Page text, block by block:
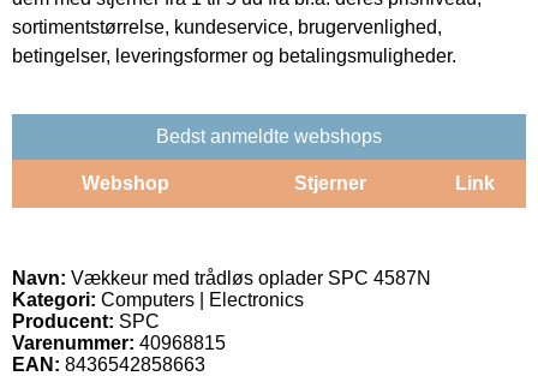
sortimentstørrelse, kundeservice, brugervenlighed,
betingelser, leveringsformer og betalingsmuligheder.
Bedst anmeldte webshops
Webshop Stjerner Link
Navn: Vækkeur med trådløs oplader SPC 4587N
Kategori: Computers | Electronics
Producent: SPC
Varenummer: 40968815
EAN: 8436542858663